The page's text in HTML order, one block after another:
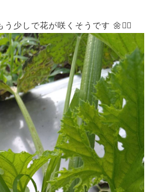
少しで花が咲くそうです 🌼💁‍♀️